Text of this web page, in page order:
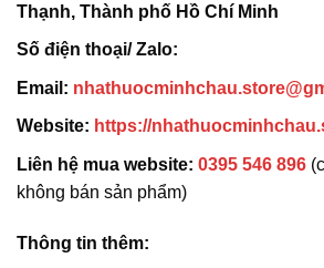
Thạnh, Thành phố Hồ Chí Minh
Số điện thoại/ Zalo:
Email:
Website: https://
Liên hệ mua website: 0395 546 896
không bán sản phẩm)
Thông tin thêm: